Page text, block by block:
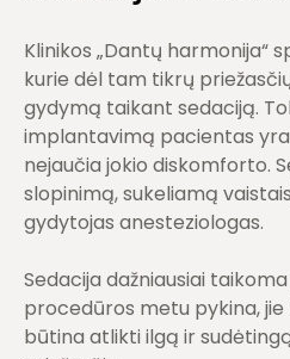
Klinikos „Dantų harmonija“
kurie dėl tam tikrų
gydymą taikant sedaciją.
implantavimą pacientas
nejaučia jokio diskomforto.
slopinimą, sukeliamą
gydytojas anesteziologas.
Sedacija dažniausiai
procedūros metu pykina,
būtina atlikti ilgą ir